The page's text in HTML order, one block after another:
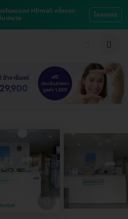
งโหลดแอป HDmall ครั้งแรก
ากมาย
โหลดเลย